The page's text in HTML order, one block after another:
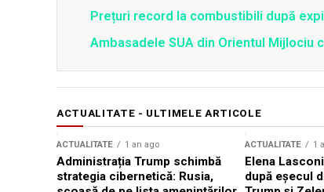
Prețuri record la combustibili după
Ambasadele SUA din Orientul Mijlociu
ACTUALITATE - ULTIMELE ARTICOLE
ACTUALITATE 1 an ago
Administrația Trump schimbă
strategia cibernetică: Rusia,
ACTUALITATE 1
Elena
după eșecul